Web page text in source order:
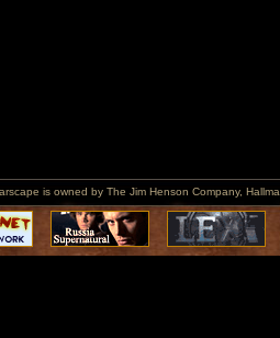
is owned by The Jim Henson Company,